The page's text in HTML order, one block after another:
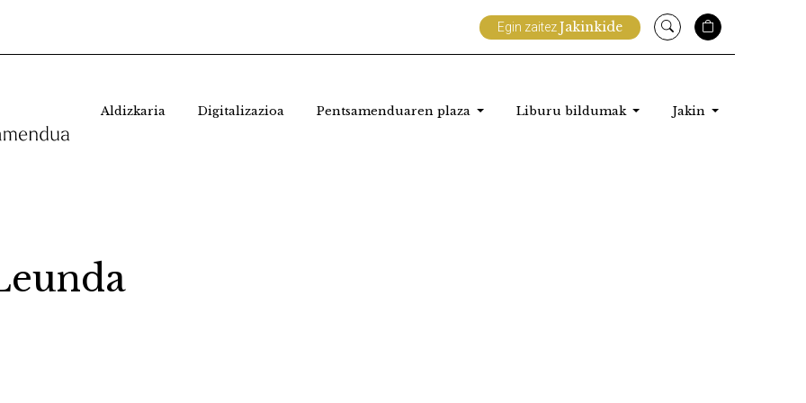
Egin zaitezJakinkide
Aldizkaria Digitalizazioa Pentsamenduaren plaza Liburu bildumak Jakin